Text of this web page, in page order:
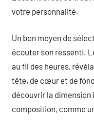
votre personnalité.
Un bon moyen de
écouter son ressenti.
au fil des heures,
tête, de cœur et de
découvrir la
composition, comme